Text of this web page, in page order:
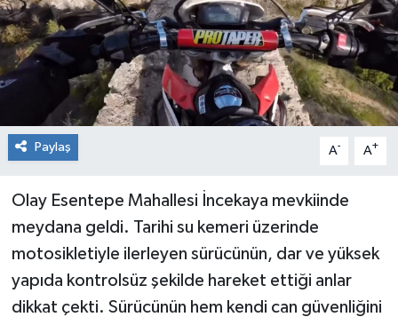
Paylaş A- A+
Olay Esentepe Mahallesi İncekaya mevkiinde
meydana geldi. Tarihi su kemeri üzerinde
motosikletiyle ilerleyen sürücünün, dar ve yüksek
yapıda kontrolsüz şekilde hareket ettiği anlar
dikkat çekti. Sürücünün hem kendi can güvenliğini
Künye